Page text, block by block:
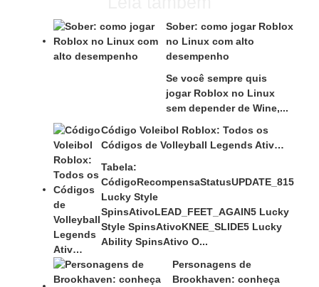
Sober: como jogar Roblox
no Linux com alto
desempenho
Se você sempre quis
jogar Roblox no Linux
sem depender de Wine,...
Código Voleibol Roblox: Todos os
Códigos de Volleyball Legends Ativ…
Tabela:
CódigoRecompensaStatusUPDATE_815
Lucky Style
SpinsAtivoLEAD_FEET_AGAIN5 Lucky
Style SpinsAtivoKNEE_SLIDE5 Lucky
Ability SpinsAtivo O...
Personagens de
Brookhaven: conheça